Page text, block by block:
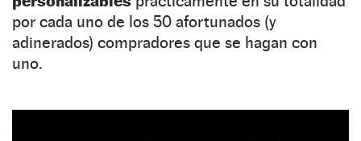
por cada uno de los 50 afortunados (y
adinerados) compradores que se hagan con
uno.